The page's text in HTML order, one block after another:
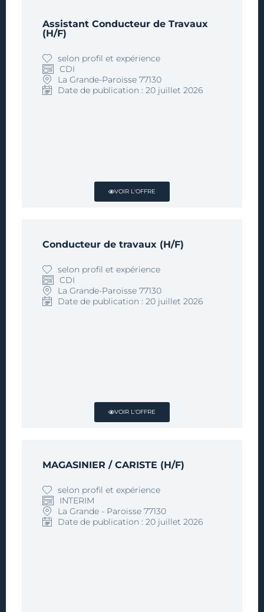
Assistant Conducteur de Travaux
(H/F)
selon profil et expérience
CDI
La Grande-Paroisse 77130
Date de publication : 20 juillet 2026
VOIR L'OFFRE
Conducteur de travaux (H/F)
selon profil et expérience
CDI
La Grande-Paroisse 77130
Date de publication : 20 juillet 2026
VOIR L'OFFRE
MAGASINIER / CARISTE (H/F)
selon profil et expérience
INTERIM
La Grande - Paroisse 77130
Date de publication : 20 juillet 2026